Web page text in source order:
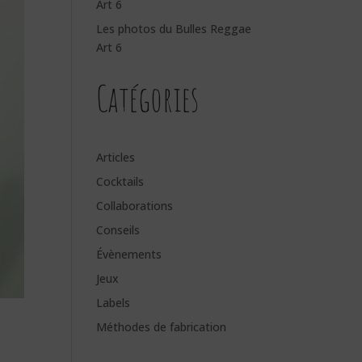
Art 6
Les photos du Bulles Reggae
Art 6
Catégories
Articles
Cocktails
Collaborations
Conseils
Évènements
Jeux
Labels
Méthodes de fabrication